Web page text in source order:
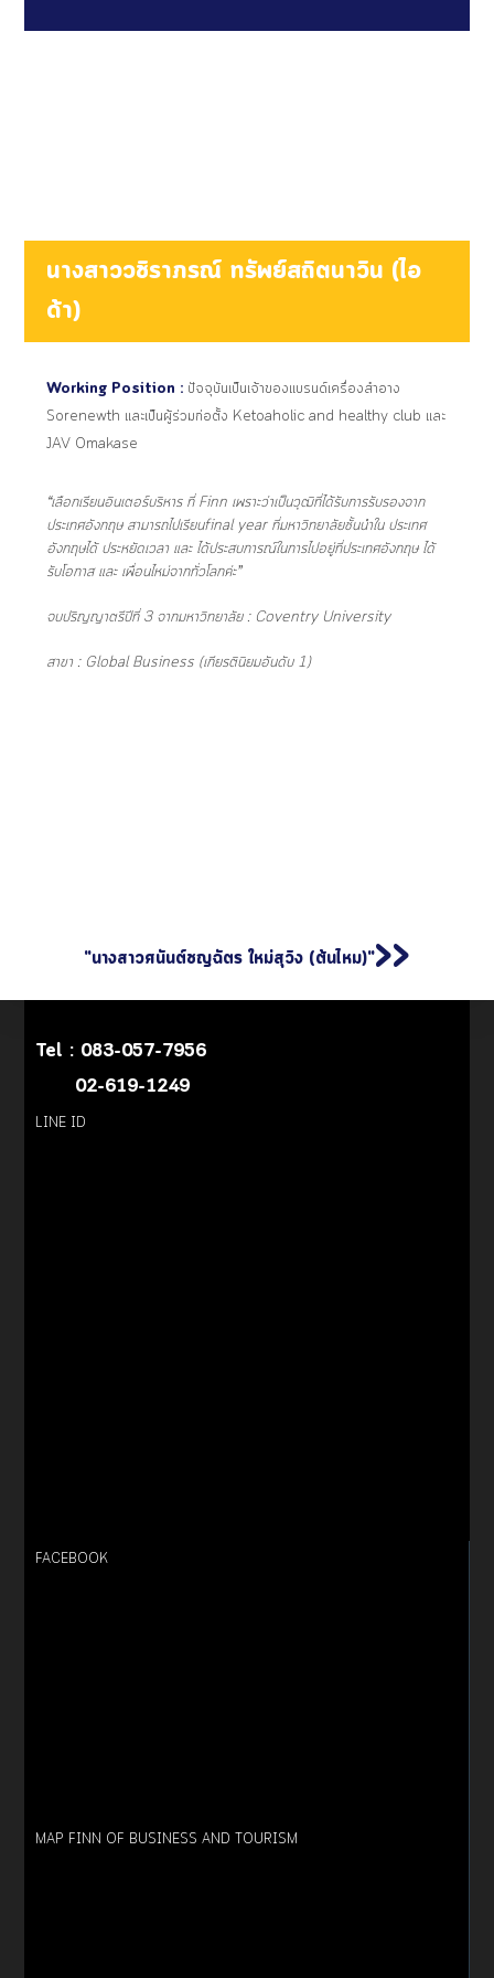
นางสาววชิราภรณ์ ทรัพย์สถิตนาวิน (ไอ
ด้า)
Working Position : ปัจจุบันเป็นเจ้าของแบรนด์เครื่องสำอาง
Sorenewth และเป็นผู้ร่วมก่อตั้ง Ketoaholic and healthy club และ
JAV Omakase
“เลือกเรียนอินเตอร์บริหารที่ Finn เพราะว่าเป็นวุฒิที่ได้รับการรับรองจาก
ประเทศอังกฤษ สามารถไปเรียนfinal year ที่มหาวิทยาลัยชั้นนำใน ประเทศ
อังกฤษได้ ประหยัดเวลา และ ได้ประสบการณ์ในการไปอยู่ที่ประเทศอังกฤษ ได้
รับโอกาส และ เพื่อนไหม่จากทั่วโลกค่ะ”
จบปริญญาตรีปีที่ 3 จากมหาวิทยาลัย : Coventry University
สาขา : Global Business (เกียรตินิยมอันดับ 1)
"นางสาวศนันต์ชญฉัตร ใหม่สุวิง (ต้นไหม)">>
Tel : 083-057-7956
02-619-1249
LINE ID
FACEBOOK
MAP FINN OF BUSINESS AND TOURISM